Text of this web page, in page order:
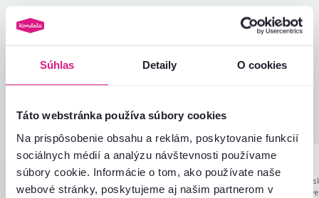
Súhlas Detaily O cookies
Táto webstránka používa súbory cookies
Na prispôsobenie obsahu a reklám, poskytovanie funkcií
sociálnych médií a analýzu návštevnosti používame
súbory cookie. Informácie o tom, ako používate naše
webové stránky, poskytujeme aj našim partnerom v
Hodnotenia produktu
4,5
Kvalita výrobku
4,3
Zodpovedá očakávaniam
Pomer hodnoty a ceny
I Ingrid G. 5hviezdičiek
J
Jana K.
22.1.2024,
Štiavnica,